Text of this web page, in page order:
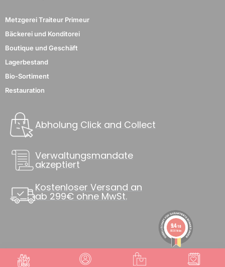
Metzgerei Traiteur Primeur
Bäckerei und Konditorei
Boutique und Geschäft
Lagerbestand
Bio-Sortiment
Restauration
Abholung Click and Collect
Verwaltungsmandate
akzeptiert
Kostenloser Versand an
ab 299€ ohne MwSt.
9.4/10
8838 Noten